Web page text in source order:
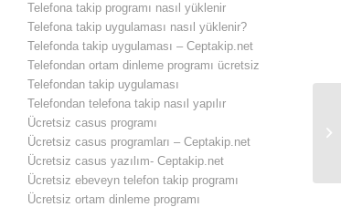
Telefona takip programı nasıl yüklenir
Telefona takip uygulaması nasıl yüklenir?
Telefonda takip uygulaması – Ceptakip.net
Telefondan ortam dinleme programı ücretsiz
Telefondan takip uygulaması
Telefondan telefona takip nasıl yapılır
Ücretsiz casus programı
Ücretsiz casus programları – Ceptakip.net
Ücretsiz casus yazılım- Ceptakip.net
Ücretsiz ebeveyn telefon takip programı
Ücretsiz ortam dinleme programı